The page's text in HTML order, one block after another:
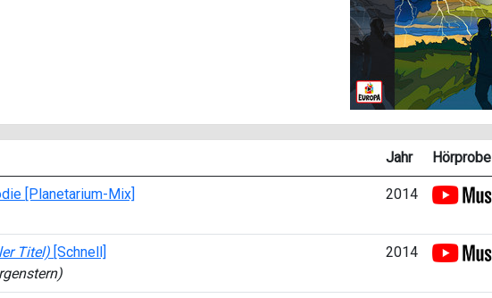
Jahr Hörprobe
[Planetarium-Mix]
2014
Titel) [Schnell]
2014